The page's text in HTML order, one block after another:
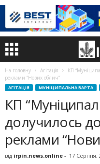
На головну Агітація
КП
реклами “Нових облич”
АГІТАЦІЯ МУНІЦИПАЛЬНА ВАРТА
КП
долучилось
реклами
від irpin.news.online - 17 Серпня,